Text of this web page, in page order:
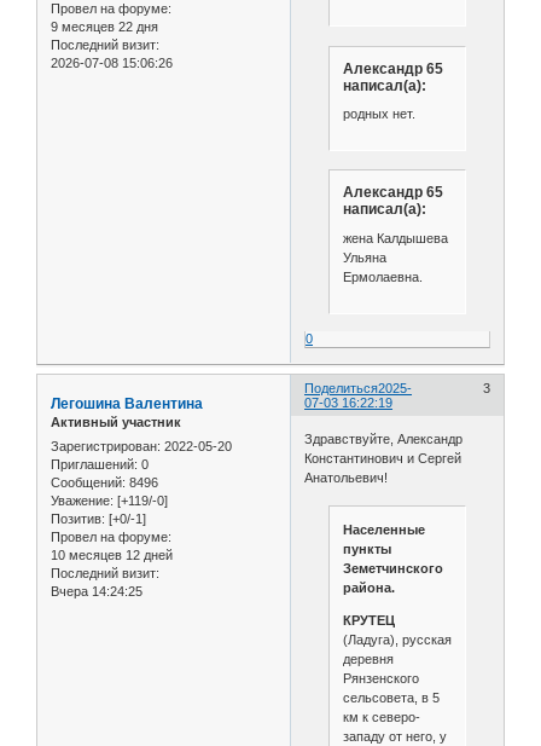
Провел на форуме:
9 месяцев 22 дня
Последний визит:
2026-07-08 15:06:26
Александр 65
написал(а):
родных нет.
Александр 65
написал(а):
жена Калдышева
Ульяна
Ермолаевна.
0
Поделиться 3
2025-
07-03 16:22:19
Легошина Валентина
Активный участник
Зарегистрирован: 2022-05-20
Приглашений: 0
Сообщений: 8496
Уважение: [+119/-0]
Позитив: [+0/-1]
Провел на форуме:
10 месяцев 12 дней
Последний визит:
Вчера 14:24:25
Здравствуйте, Александр
Константинович и Сергей
Анатольевич!
Населенные
пункты
Земетчинского
района.
КРУТЕЦ
(Ладуга), русская
деревня
Рянзенского
сельсовета, в 5
км к северо-
западу от него, у